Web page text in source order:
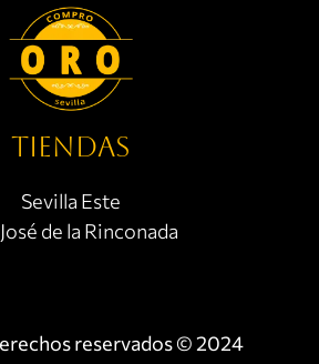
TIENDAS
Sevilla Este
de la Rinconada
reservados © 2024